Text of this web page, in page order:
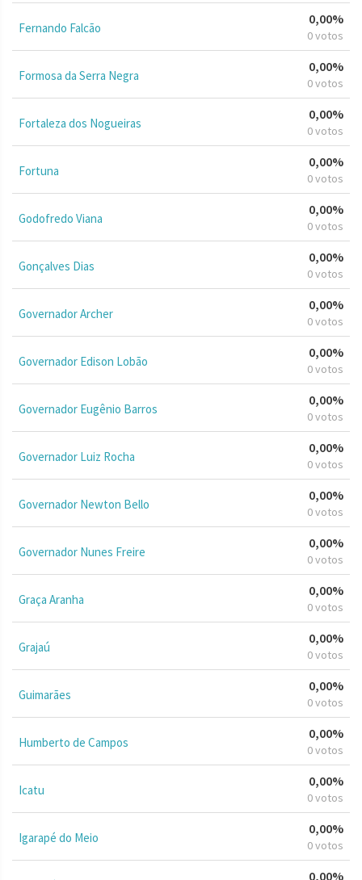
Fernando Falcão
0,00%
0 votos
Formosa da Serra Negra
0,00%
0 votos
Fortaleza dos Nogueiras
0,00%
0 votos
Fortuna
0,00%
0 votos
Godofredo Viana
0,00%
0 votos
Gonçalves Dias
0,00%
0 votos
Governador Archer
0,00%
0 votos
Governador Edison Lobão
0,00%
0 votos
Governador Eugênio Barros
0,00%
0 votos
Governador Luiz Rocha
0,00%
0 votos
Governador Newton Bello
0,00%
0 votos
Governador Nunes Freire
0,00%
0 votos
Graça Aranha
0,00%
0 votos
Grajaú
0,00%
0 votos
Guimarães
0,00%
0 votos
Humberto de Campos
0,00%
0 votos
Icatu
0,00%
0 votos
Igarapé do Meio
0,00%
0 votos
0,00%